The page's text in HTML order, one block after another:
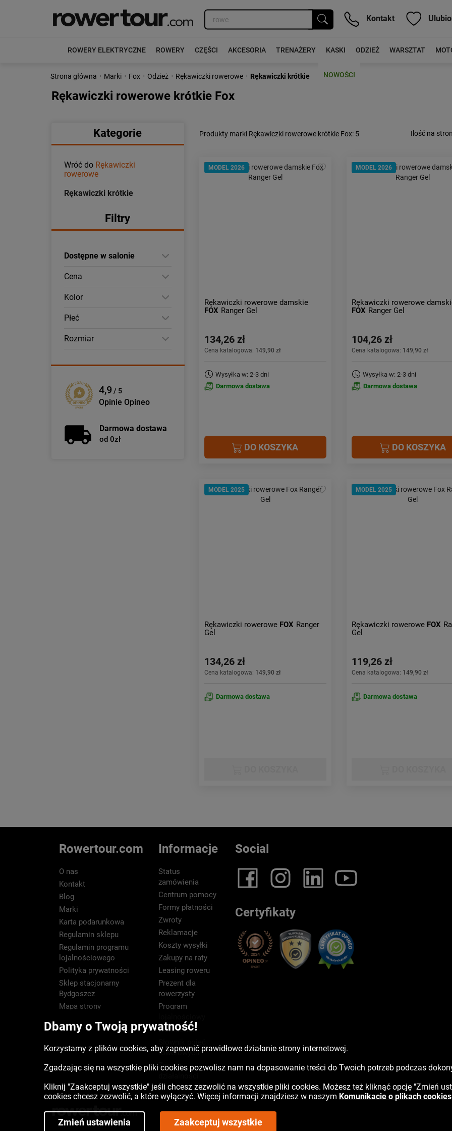
Kontakt
ROWERY ELEKTRYCZNE ROWERY CZĘŚCI AKCESORIA TRENAŻERY KASKI ODZIEŻ WARSZTAT
NOWOŚCI
Strona główna › Marki › Fox › Odzież › Rękawiczki rowerowe › Rękawiczki krótkie
Rękawiczki rowerowe krótkie Fox
Ilość na
Kategorie
Wróć do Rękawiczki
rowerowe
Rękawiczki krótkie
Filtry
Dostępne w salonie
Cena
Kolor
Płeć
Rozmiar
4,9 / 5
Opinie Opineo
Darmowa dostawa
od 0zł
Produkty marki Rękawiczki rowerowe krótkie Fox: 5
MODEL 2026
Rękawiczki rowerowe damskie
FOX Ranger Gel
134,26 zł
Cena katalogowa: 149,90 zł
Wysyłka w: 2-3 dni
Darmowa dostawa
DO KOSZYKA
MODEL 2026
Rękawiczki rowerowe
FOX Ranger Gel
104,26 zł
Cena katalogowa: 149,90 zł
Wysyłka w: 2-3 dni
Darmowa dostawa
DO KOSZYKA
MODEL 2025
Rękawiczki rowerowe FOX Ranger
Gel
134,26 zł
Cena katalogowa: 149,90 zł
Darmowa dostawa
MODEL 2025
Rękawiczki rowerowe FOX
Gel
119,26 zł
Cena katalogowa: 149,90 zł
Darmowa dostawa
Rowertour.com
O nas
Kontakt
Blog
Marki
Karta podarunkowa
Regulamin sklepu
Regulamin programu
lojalnościowego
Polityka prywatności
Sklep stacjonarny
Bydgoszcz
Mapa strony
Informacje
Status
zamówienia
Centrum pomocy
Formy płatności
Zwroty
Reklamacje
Koszty wysyłki
Zakupy na raty
Leasing roweru
Prezent dla
rowerzysty
Program
Newsletter
rowerowych
Zasięg
Social
Certyfikaty
Dbamy o Twoją prywatność!
Korzystamy z plików cookies, aby zapewnić prawidłowe działanie strony internetowej.
Zgadzając się na wszystkie pliki cookies pozwolisz nam na dopasowanie treści do Twoich potrzeb podczas
Kliknij "Zaakceptuj wszystkie" jeśli chcesz zezwolić na wszystkie pliki cookies. Możesz też kliknąć opcję "Zmień
cookies chcesz zezwolić, a które wyłączyć. Więcej informacji znajdziesz w naszym Komunikacie o plikach cookies
Zmień ustawienia Zaakceptuj wszystkie